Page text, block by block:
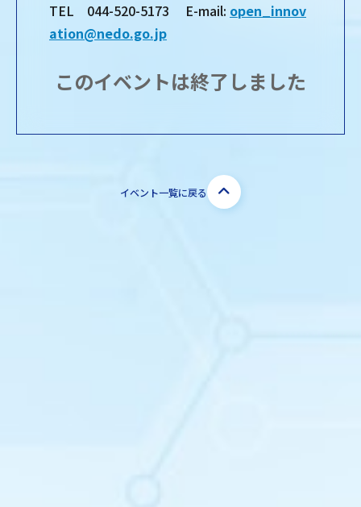
TEL 044-520-5173 E-mail: open_innov
ation@nedo.go.jp
このイベントは終了しました
イベント一覧に戻る